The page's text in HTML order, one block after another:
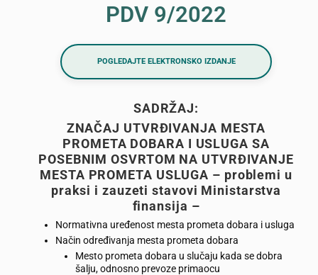
PDV 9/2022
POGLEDAJTE ELEKTRONSKO IZDANJE
SADRŽAJ:
ZNAČAJ UTVRĐIVANJA MESTA
PROMETA DOBARA I USLUGA SA
POSEBNIM OSVRTOM NA UTVRĐIVANJE
MESTA PROMETA USLUGA – problemi u
praksi i zauzeti stavovi Ministarstva
finansija –
Normativna uređenost mesta prometa dobara i usluga
Način određivanja mesta prometa dobara
Mesto prometa dobara u slučaju kada se dobra
šalju, odnosno prevoze primaocu